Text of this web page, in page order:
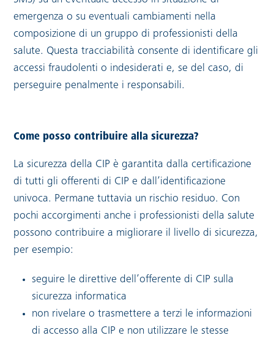
emergenza o su eventuali cambiamenti nella
composizione di un gruppo di professionisti della
salute. Questa tracciabilità consente di identificare gli
accessi fraudolenti o indesiderati e, se del caso, di
perseguire penalmente i responsabili.
Come posso contribuire alla sicurezza?
La sicurezza della CIP è garantita dalla certificazione
di tutti gli offerenti di CIP e dall’identificazione
univoca. Permane tuttavia un rischio residuo. Con
pochi accorgimenti anche i professionisti della salute
possono contribuire a migliorare il livello di sicurezza,
per esempio:
seguire le direttive dell’offerente di CIP sulla
sicurezza informatica
non rivelare o trasmettere a terzi le informazioni
di accesso alla CIP e non utilizzare le stesse